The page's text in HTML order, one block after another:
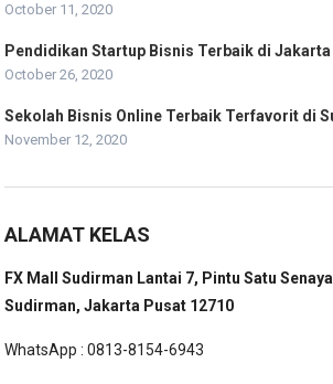
October 11, 2020
Pendidikan Startup Bisnis Terbaik di Jakarta
October 26, 2020
Sekolah Bisnis Online Terbaik Terfavorit di
November 12, 2020
ALAMAT KELAS
FX Mall Sudirman Lantai 7, Pintu Satu
Sudirman, Jakarta Pusat 12710
WhatsApp : 0813-8154-6943